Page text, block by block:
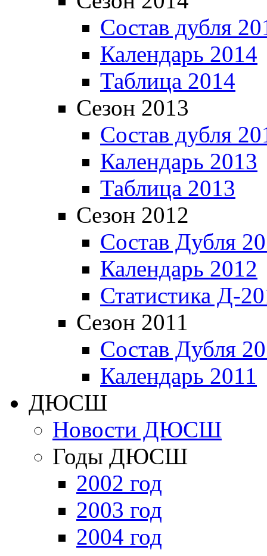
Состав дубля
Календарь 2014
Таблица 2014
Сезон 2013
Состав дубля
Календарь 2013
Таблица 2013
Сезон 2012
Состав Дубля
Календарь 2012
Статистика Д-
Сезон 2011
Состав Дубля
Календарь 2011
ДЮСШ
Новости ДЮСШ
Годы ДЮСШ
2002 год
2003 год
2004 год